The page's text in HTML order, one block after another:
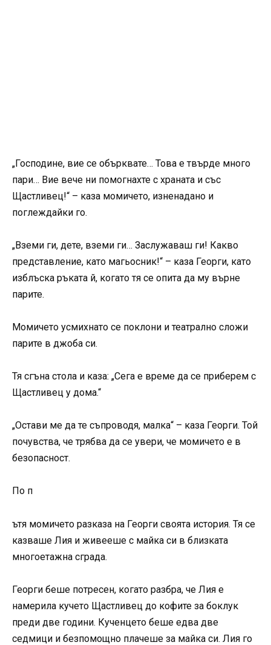
„Господине, вие се обърквате… Това е твърде много
пари… Вие вече ни помогнахте с храната и със
Щастливец!“ – каза момичето, изненадано и
поглеждайки го.
„Вземи ги, дете, вземи ги… Заслужаваш ги! Какво
представление, като магьосник!“ – каза Георги, като
изблъска ръката й, когато тя се опита да му върне
парите.
Момичето усмихнато се поклони и театрално сложи
парите в джоба си.
Тя сгъна стола и каза: „Сега е време да се приберем с
Щастливец у дома.“
„Остави ме да те съпроводя, малка“ – каза Георги. Той
почувства, че трябва да се увери, че момичето е в
безопасност.
По п
ътя момичето разказа на Георги своята история. Тя се
казваше Лия и живееше с майка си в близката
многоетажна сграда.
Георги беше потресен, когато разбра, че Лия е
намерила кучето Щастливец до кофите за боклук
преди две години. Кученцето беше едва две
седмици и безпомощно плачеше за майка си. Лия го